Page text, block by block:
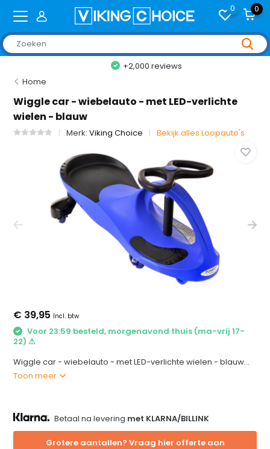
0 0
+2,000 reviews
Home
Wiggle car - wiebelauto - met LED-verlichte
wielen - blauw
Merk:Viking Choice Bekijk alles Loopauto's
€ 39,95 Incl. btw
Voor 23:59 besteld, morgenavond thuis (ma-vrij 17-
22) ⚠
Wiggle car - wiebelauto - met LED-verlichte wielen - blauw...
Toon meer
Betaal na levering met KLARNA/BILLINK
Grotere aantallen? Vraag hier offerte aan